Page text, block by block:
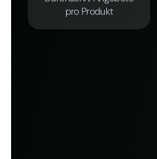
pro Produkt